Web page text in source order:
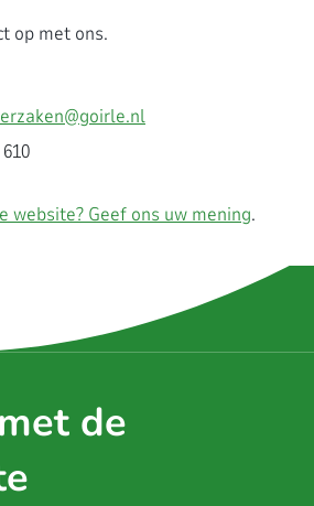
op met ons.
website? Geef ons uw mening.
de